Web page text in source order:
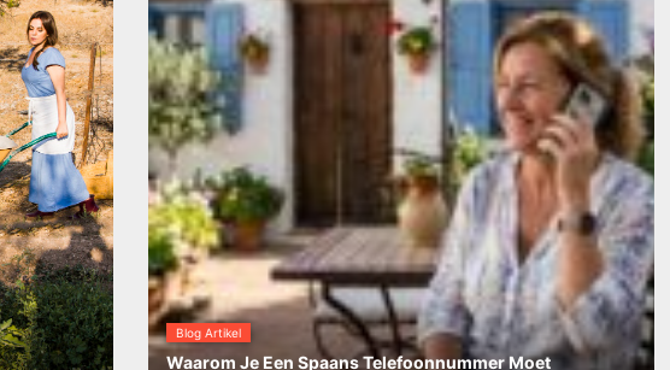
Blog Artikel
Waarom Je Een Spaans Telefoonnummer Moet